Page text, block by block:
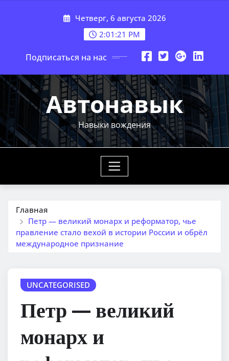
Четверг, 6 августа 2026
2:01:22 PM
Подписаться на нас
Автонавык
Навыки вождения
Главная
Петр — великий монарх и реформатор, чье
правление стало вехой в истории России и обрёл
международное признание
UNCATEGORISED
Петр — великий
монарх и